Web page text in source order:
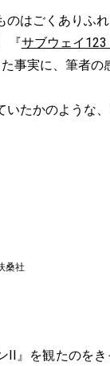
はごくありふ
『サブウェイ
事実に、筆者の
たかのような
桑社
II』を観たのを